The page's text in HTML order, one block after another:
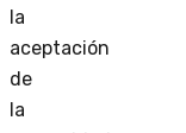
la
aceptación
de
la